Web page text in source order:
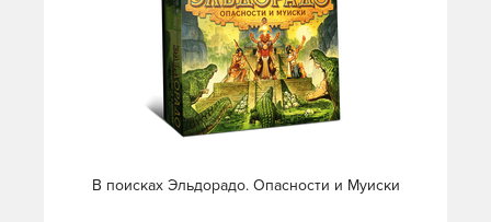
В поисках Эльдорадо. Опасности и Муиски